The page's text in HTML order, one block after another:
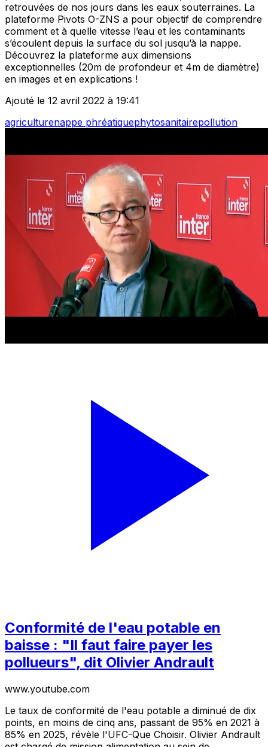
retrouvées de nos jours dans les eaux souterraines. La
plateforme Pivots O-ZNS a pour objectif de comprendre
comment et à quelle vitesse l’eau et les contaminants
s’écoulent depuis la surface du sol jusqu’à la nappe.
Découvrez la plateforme aux dimensions
exceptionnelles (20m de profondeur et 4m de diamètre)
en images et en explications !
Ajouté le 12 avril 2022 à 19:41
agriculturenappe phréatiquephytosanitairepollution
Conformité de l'eau potable en
baisse : "Il faut faire payer les
pollueurs", dit Olivier Andrault
www.youtube.com
Le taux de conformité de l'eau potable a diminué de dix
points, en moins de cinq ans, passant de 95% en 2021 à
85% en 2025, révèle l'UFC-Que Choisir. Olivier Andrault